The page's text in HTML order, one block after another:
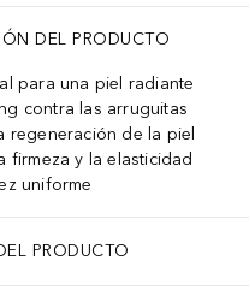
DEL PRODUCTO
para una piel radiante
contra las arruguitas
regeneración de la piel
firmeza y la elasticidad
uniforme
PRODUCTO